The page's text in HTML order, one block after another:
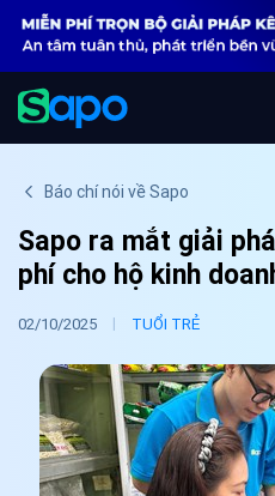
Báo chí nói về Sapo
Sapo ra mắt giải
phí cho hộ kinh
02/10/2025 | TUỔI TRẺ